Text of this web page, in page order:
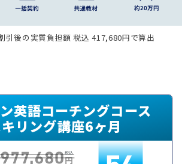
引後の実質負担額 税込 417,680円で算出
英語コーチングコース
リング講座6ヶ月